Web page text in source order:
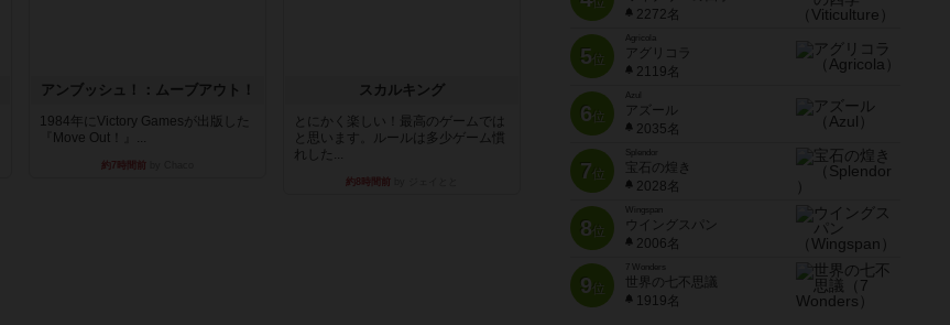
アンブッシュ！：ムーブアウト！
1984年にVictory Gamesが出版した
『Move Out！』...
約7時間前
スカルキング
とにかく楽しい！最高のゲームでは
と思います。ルールは多少ゲーム慣
れした...
約8時間前
2272名
5位
Agricola
アグリコラ
2119名
6位
Azul
アズール
2035名
7位
宝石の煌き
2028名
8位
Wingspan
ウイングスパン
2006名
9位
7 Wonders
世界の七不思議
1919名